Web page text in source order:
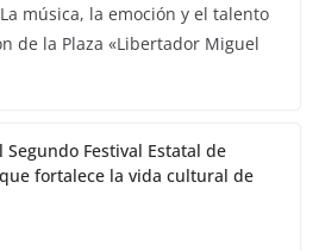
música, la emoción y el talento
de la Plaza «Libertador Miguel
Segundo Festival Estatal de
fortalece la vida cultural de